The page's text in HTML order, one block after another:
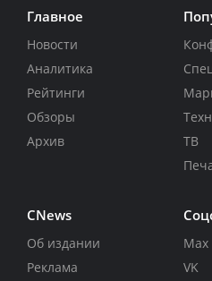
Главное
Новости
Аналитика
Рейтинги
Обзоры
Архив
ТВ
CNews
Об издании
Реклама
Max
VK